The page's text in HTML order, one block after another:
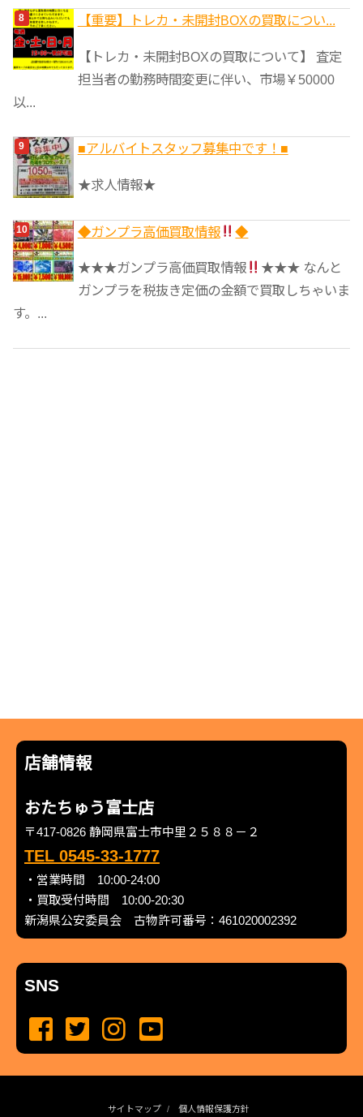
【重要】トレカ・未開封BOXの買取につい...
【トレカ・未開封BOXの買取について】 査定
担当者の勤務時間変更に伴い、市場￥50000
以...
■アルバイトスタッフ募集中です！■
★求人情報★
◆ガンプラ高価買取情報 ◆
★★★ガンプラ高価買取情報
★★★ なんと
ガンプラを税抜き定価の金額で買取しちゃいま
す。...
店舗情報
おたちゅう富士店
〒417-0826 静岡県富士市中里２５８８－２
TEL 0545-33-1777
・営業時間 10:00-24:00
・買取受付時間 10:00-20:30
新潟県公安委員会 古物許可番号：461020002392
SNS
サイトマップ 個人情報保護方針